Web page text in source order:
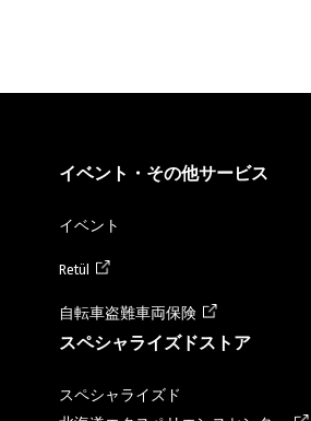
イベント・その他サービス
イベント
Retül
自転車盗難車両保険
スペシャライズドストア
スペシャライズド